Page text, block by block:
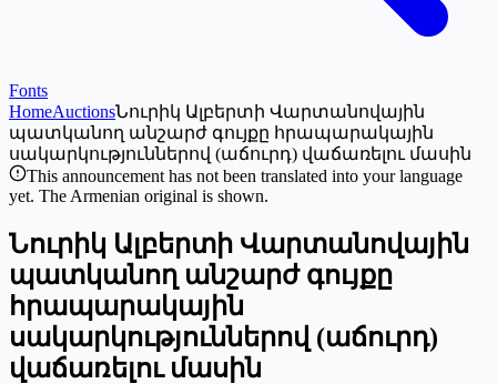
Fonts
HomeAuctionsՆուրիկ Ալբերտի Վարտանովային
պատկանող անշարժ գույքը հրապարակային
սակարկություններով (աճուրդ) վաճառելու մասին
This announcement has not been translated into your language
yet. The Armenian original is shown.
Նուրիկ Ալբերտի Վարտանովային
պատկանող անշարժ գույքը
հրապարակային
սակարկություններով (աճուրդ)
վաճառելու մասին